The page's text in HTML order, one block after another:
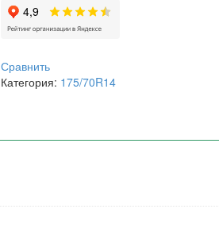
Сравнить
Категория: 175/70R14